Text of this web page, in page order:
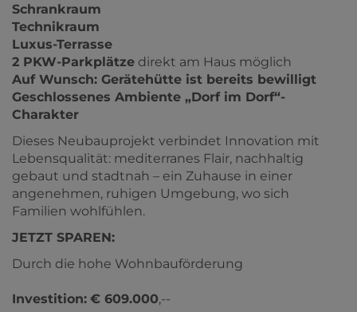
Schrankraum
Technikraum
Luxus-Terrasse
2 PKW-Parkplätze direkt am Haus möglich
Auf Wunsch: Gerätehütte ist bereits bewilligt
Geschlossenes Ambiente „Dorf im Dorf“-
Charakter
Dieses Neubauprojekt verbindet Innovation mit
Lebensqualität: mediterranes Flair, nachhaltig
gebaut und stadtnah – ein Zuhause in einer
angenehmen, ruhigen Umgebung, wo sich
Familien wohlfühlen.
JETZT SPAREN:
Durch die hohe Wohnbauförderung
Investition: € 609.000,--